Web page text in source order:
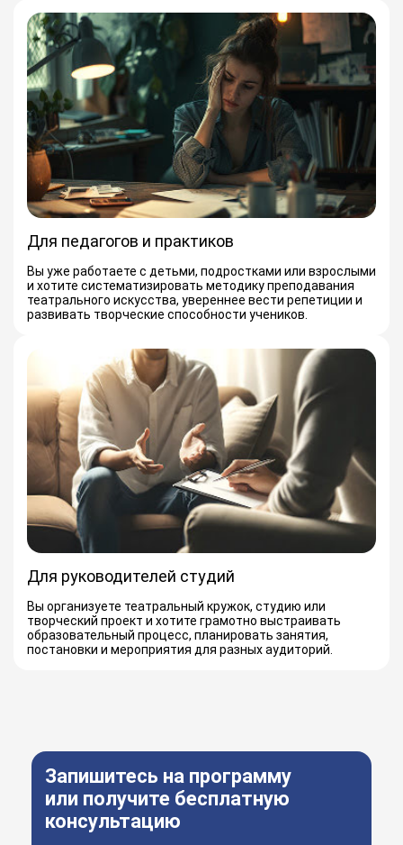
Для педагогов и практиков
Вы уже работаете с детьми, подростками или взрослыми
и хотите систематизировать методику преподавания
театрального искусства, увереннее вести репетиции и
развивать творческие способности учеников.
Для руководителей студий
Вы организуете театральный кружок, студию или
творческий проект и хотите грамотно выстраивать
образовательный процесс, планировать занятия,
постановки и мероприятия для разных аудиторий.
Запишитесь на программу
или получите бесплатную
консультацию